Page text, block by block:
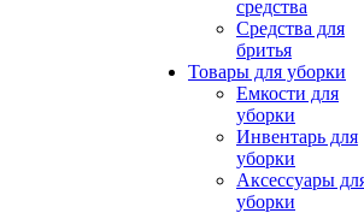
средства
Средства для
бритья
Товары для уборки
Емкости для
уборки
Инвентарь для
уборки
Аксессуары
уборки